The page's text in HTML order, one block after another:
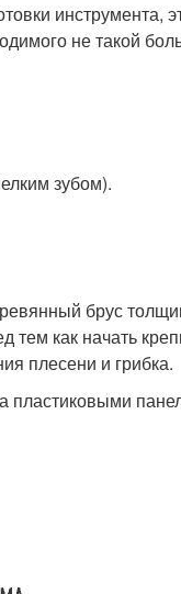
инструмента,
не такой
зубом).
брус
тем как начать
плесени и грибка.